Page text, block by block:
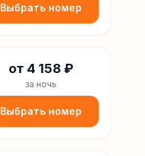
Выбрать номер
от 4 158 ₽
за ночь
Выбрать номер